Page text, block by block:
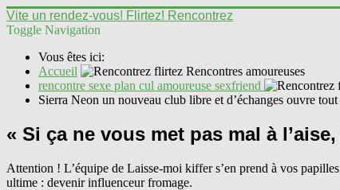
Vite un rendez-vous! Flirtez! Rencontrez
Toggle Navigation
Vous êtes ici:
Accueil
rencontre sexe plan cul amoureuse sexfriend
Sierra Neon un nouveau club libre et d’échanges ouvre tout
« Si ça ne vous met pas mal à
Attention ! L’équipe de Laisse-moi kiffer s’en prend à vos
ultime : devenir influenceur fromage.